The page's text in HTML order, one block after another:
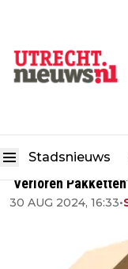
Stadsnieuws
‘Verloren
30 AUG 2024, 16:33•